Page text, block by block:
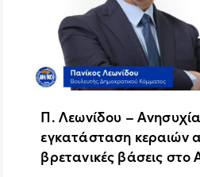
Π. Λεωνίδου –
εγκατάσταση κεραιών
βρετανικές βάσεις στο